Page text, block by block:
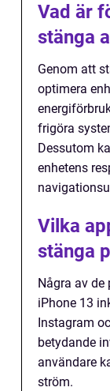
Vad är
stänga
Genom att
optimera
frigöra
Dessutom
enhetens
Vilka
stänga
Några av
iPhone 13
Instagram
betydande
användare
ström.